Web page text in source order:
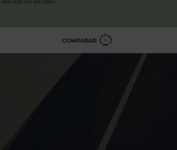
REDE FIXA NACIONAL)
COMPARAR